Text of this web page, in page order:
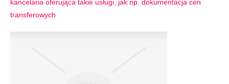
kancelaria oferująca takie usługi, jak np. dokumentacja cen
transferowych